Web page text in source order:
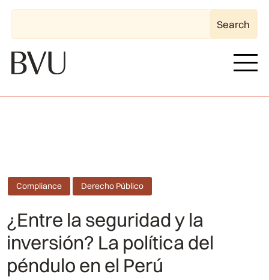
Compliance Derecho Público
¿Entre la seguridad y la
inversión? La política del
péndulo en el Perú